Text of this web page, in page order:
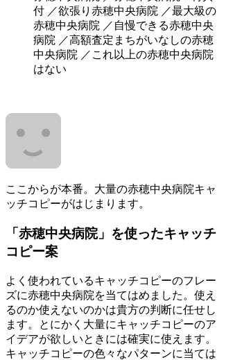
付 ／欲張り赤穂中央病院 ／最大級の
赤穂中央病院 ／自慢できる赤穂中央
病院 ／高額査定まちがいなしの赤穂
中央病院 ／これ以上の赤穂中央病院
はない
ここからが本番。大量の赤穂中央病院キャ
ッチコピーがはじまります。
「赤穂中央病院」を使ったキャッチ
コピー案
よく使われているキャッチコピーのフレー
ズに赤穂中央病院を当てはめました。使え
るのか使えないのかは貴方の判断に任せし
ます。とにかく大量にキャッチコピーのア
イデアが欲しいときには確実に使えます。
キャッチコピーの色々なパターンに当ては